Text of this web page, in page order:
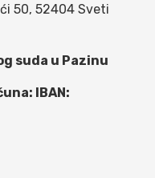
50, 52404 Sveti
suda u Pazinu
IBAN: